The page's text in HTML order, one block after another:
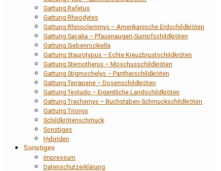
Gattung Rafetus
Gattung Rheodytes
Gattung Rhinoclemmys – Amerikanische Erdschildkröten
Gattung Sacalia – Pfauenaugen-Sumpfschildkröten
Gattung Siebenrockiella
Gattung Staurotypus – Echte Kreuzbrustschildkröten
Gattung Sternotherus – Moschusschildkröten
Gattung Stigmochelys – Pantherschildkröten
Gattung Terrapene – Dosenschildkröten
Gattung Testudo – Eigentliche Landschildkröten
Gattung Trachemys – Buchstaben-Schmuckschildkröten
Gattung Trionyx
Schildkrötenschmuck
Sonstiges
Hybriden
Sonstiges
Impressum
Datenschutzerklärung